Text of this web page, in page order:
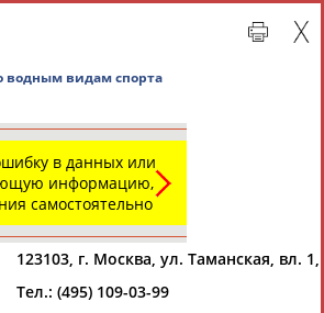
спортивные организации
в данных или
информацию,
самостоятельно
123103, г. Москва, ул. Таманская, вл.
Тел.: (495) 109-03-99